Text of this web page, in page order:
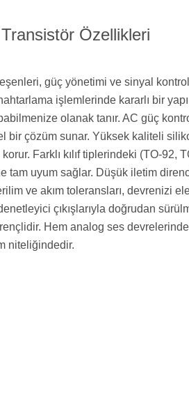
Özellikleri
güç yönetimi ve sinyal
işlemlerinde kararlı bir
olanak tanır. AC güç
çözüm sunar. Yüksek kaliteli
Farklı kılıf tiplerindeki (TO-92,
tam uyum sağlar. Düşük iletim
ve akım toleransları, devrenizi
çıkışlarıyla doğrudan
Hem analog ses
niteliğindedir.